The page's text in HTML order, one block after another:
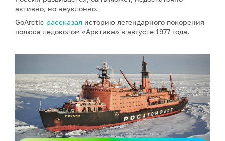
активно, но неуклонно.
GoArctic рассказал историю легендарного покорения
полюса ледоколом «Арктика» в августе 1977 года.